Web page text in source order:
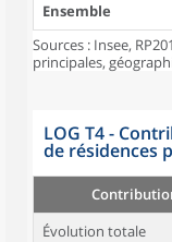
Ensemble
Sources : Insee,
principales,
LOG T4 -
de résidences
Évolution totale